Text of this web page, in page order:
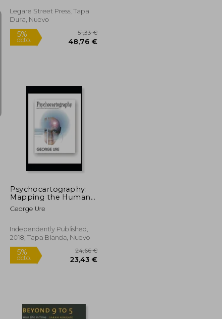
57,43 €
54,56 €
Legare Street Press, Tapa
Dura, Nuevo
5%
Psychocartography:
Mapping the Human
Dream (en Inglés)
George Ure
Independently Published,
2018, Tapa Blanda, Nuevo